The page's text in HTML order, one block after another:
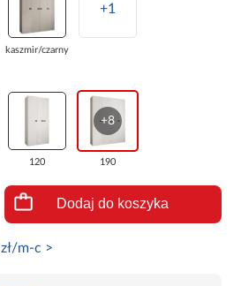
kaszmir/czarny
+1
120
+8
190
Dodaj do koszyka
zł/m-c >